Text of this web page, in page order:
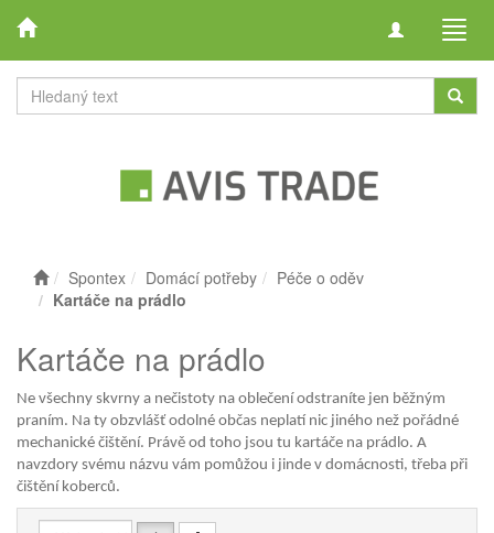
Toggle
Spontex Domácí potřeby
Péče o oděv
Kartáče na prádlo
Kartáče na prádlo
Ne všechny skvrny a nečistoty na oblečení odstraníte jen běžným
praním. Na ty obzvlášť odolné občas neplatí nic jiného než pořádné
mechanické čištění. Právě od toho jsou tu kartáče na prádlo. A
navzdory svému názvu vám pomůžou i jinde v domácnosti, třeba při
čištění koberců.